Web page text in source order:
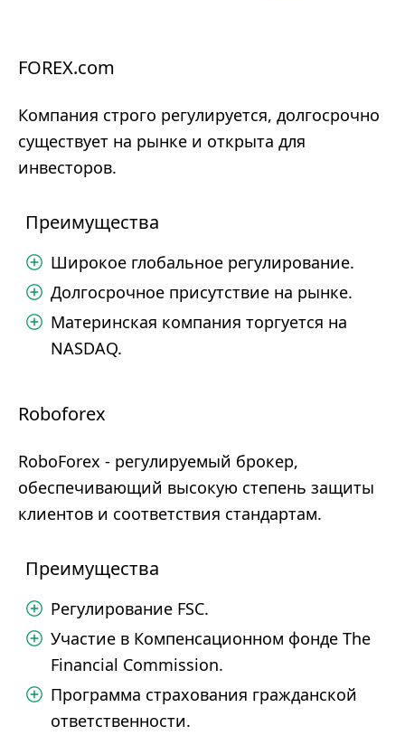
FOREX.com
Компания строго регулируется, долгосрочно
существует на рынке и открыта для
инвесторов.
Преимущества
Широкое глобальное регулирование.
Долгосрочное присутствие на рынке.
Материнская компания торгуется на
NASDAQ.
Roboforex
RoboForex - регулируемый брокер,
обеспечивающий высокую степень защиты
клиентов и соответствия стандартам.
Преимущества
Регулирование FSC.
Участие в Компенсационном фонде The
Financial Commission.
Программа страхования гражданской
ответственности.